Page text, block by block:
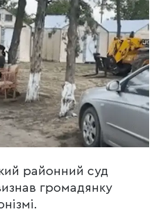
районний суд
громадянку